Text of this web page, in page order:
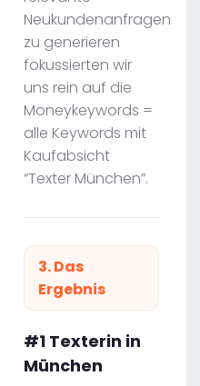
Neukundenanfragen
zu generieren
fokussierten wir
uns rein auf die
Moneykeywords =
alle Keywords mit
Kaufabsicht
“Texter München”.
3. Das
Ergebnis
#1 Texterin in
München